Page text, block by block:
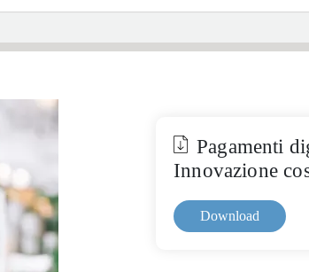
Pagamenti
Innovazione
Download